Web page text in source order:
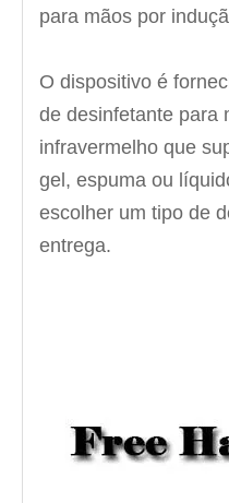
para mãos por
O dispositivo é
de desinfetante para
infravermelho que
gel, espuma ou
escolher um tipo de
entrega.